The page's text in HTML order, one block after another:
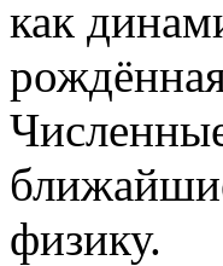
как
физику.